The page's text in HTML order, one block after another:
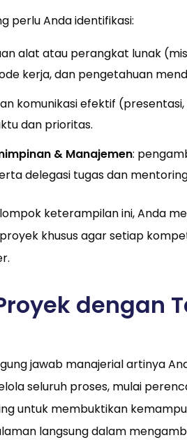
perlu Anda identifikasi:
alat atau perangkat lunak
kerja, dan pengetahuan
komunikasi efektif
dan prioritas.
& Manajemen:
delegasi tugas dan
keterampilan ini, Anda
khusus agar setiap
dengan
jawab manajerial artinya
seluruh proses, mulai
untuk membuktikan
langsung dalam